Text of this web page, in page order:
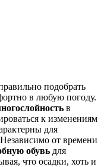
подобрать
в любую погоду.
в
к изменениям
для
от времени
обувь для
что осадки, хоть и